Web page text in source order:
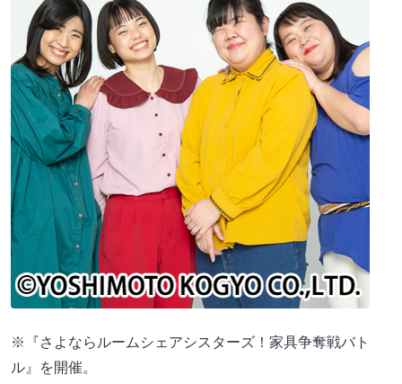
※『さよならルームシェアシスターズ！家具争奪戦バト
ル』を開催。